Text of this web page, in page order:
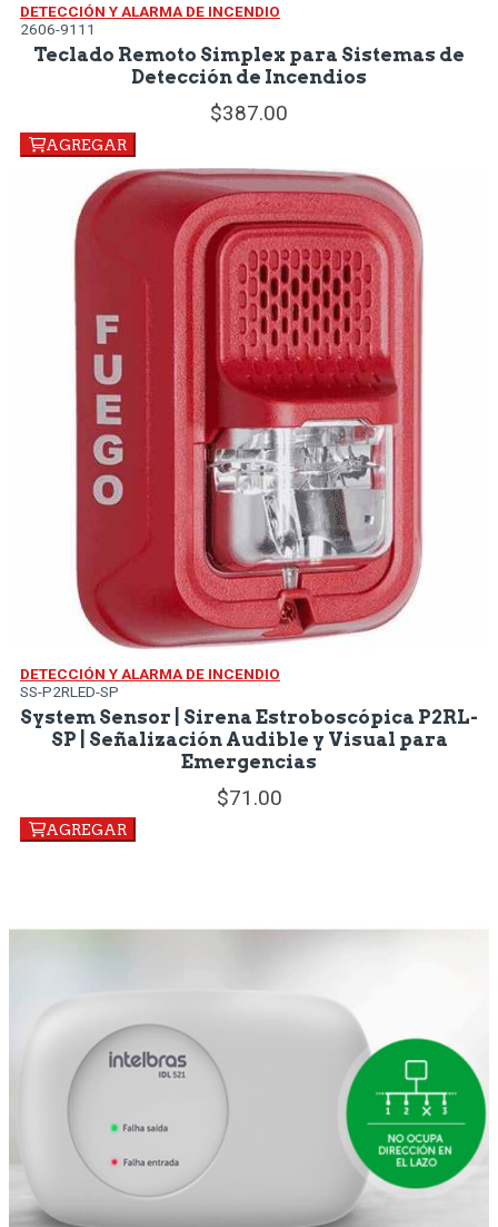
DETECCIÓN Y ALARMA DE INCENDIO
2606-9111
Teclado Remoto Simplex para Sistemas de
Detección de Incendios
387.00
AGREGAR
DETECCIÓN Y ALARMA DE INCENDIO
SS-P2RLED-SP
System Sensor | Sirena Estroboscópica P2RL-
SP | Señalización Audible y Visual para
Emergencias
71.00
AGREGAR